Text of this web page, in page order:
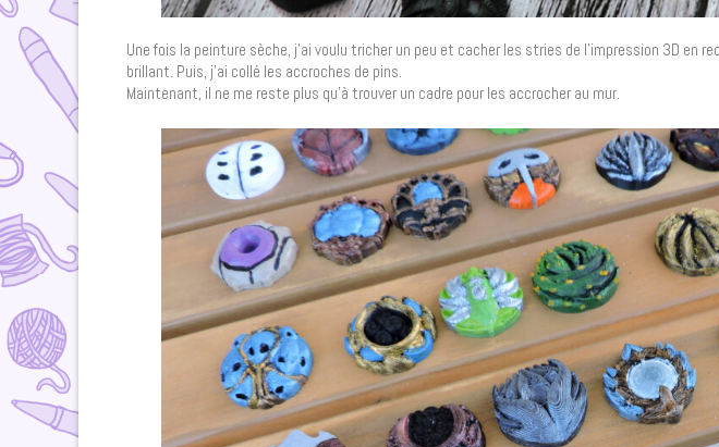
Une fois la peinture sèche, j’ai voulu tricher un peu et cacher les stries de l’impression 3D en
brillant. Puis, j’ai collé les accroches de pins.
Maintenant, il ne me reste plus qu’à trouver un cadre pour les accrocher au mur.